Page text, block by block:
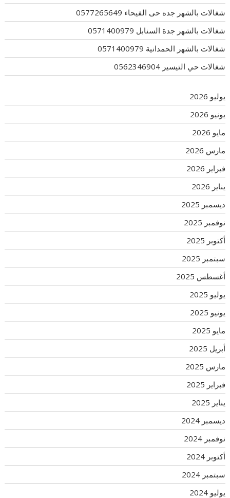
شغالات بالشهر جده حى الفيحاء 0577265649
شغالات بالشهر جدة السنابل 0571400979
شغالات بالشهر الحمدانية 0571400979
شغالات حي التيسير 0562346904
يوليو 2026
يونيو 2026
مايو 2026
مارس 2026
فبراير 2026
يناير 2026
ديسمبر 2025
نوفمبر 2025
أكتوبر 2025
سبتمبر 2025
أغسطس 2025
يوليو 2025
يونيو 2025
مايو 2025
أبريل 2025
مارس 2025
فبراير 2025
يناير 2025
ديسمبر 2024
نوفمبر 2024
أكتوبر 2024
سبتمبر 2024
يوليو 2024